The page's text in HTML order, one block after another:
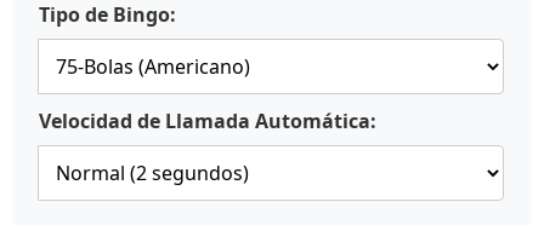
Tipo de Bingo:
Velocidad de Llamada Automática: